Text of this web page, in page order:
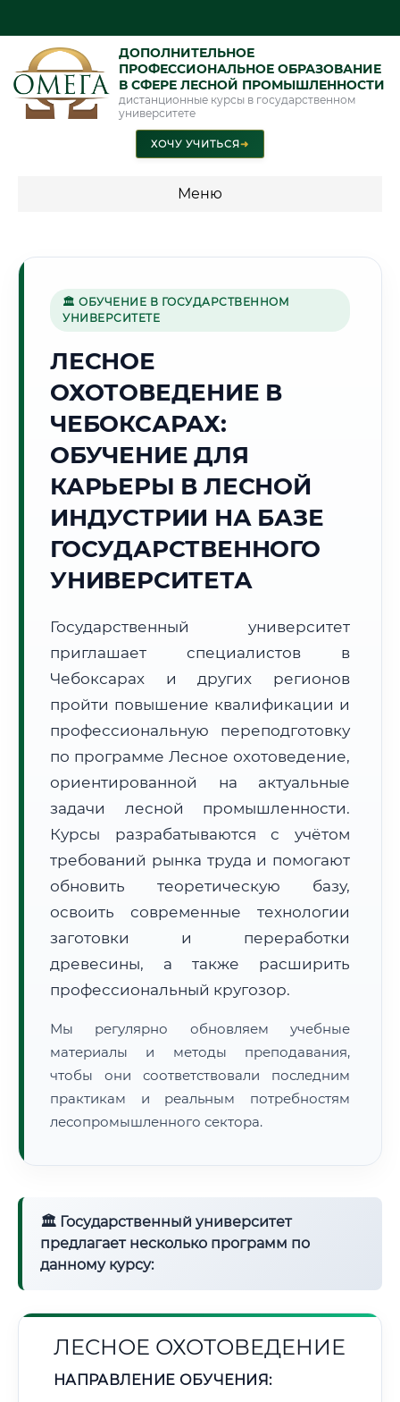
ДОПОЛНИТЕЛЬНОЕ
ПРОФЕССИОНАЛЬНОЕ ОБРАЗОВАНИЕ
В СФЕРЕ ЛЕСНОЙ ПРОМЫШЛЕННОСТИ
дистанционные курсы в государственном
университете
ХОЧУ УЧИТЬСЯ➜
Меню
промышленность"
Г. ЧЕБОКСАРЫ
Точное местное время:
18:53:02
Пятница, 7 Августа
Погода в г. Чебоксары:
🌅 Восход:04:06 🌇 Закат:
19:47
Световой день:15 ч. 41 мин.
📍 Региональная справка г. Чебоксары
Субъект:
Чувашская Республика
Тел. код:
+7 (8352)
Почтовые индексы:
428000–428999
Часовой пояс:
МСК (UTC+3)
Формат учебы:
Дистанционно
Расчет логистики оригиналов:
• Экспресс-доставка СДЭК / Почтой:3–5 рабочих дней
Нажмите на документ для увеличения и просмотра
🏛 ОБУЧЕНИЕ В ГОСУДАРСТВЕННОМ
УНИВЕРСИТЕТЕ
ЛЕСНОЕ
ОХОТОВЕДЕНИЕ В
ЧЕБОКСАРАХ:
ОБУЧЕНИЕ ДЛЯ
КАРЬЕРЫ В ЛЕСНОЙ
ИНДУСТРИИ НА БАЗЕ
ГОСУДАРСТВЕННОГО
УНИВЕРСИТЕТА
Государственный университет
приглашает специалистов в
Чебоксарах и других регионов
пройти повышение квалификации и
профессиональную переподготовку
по программе Лесное охотоведение,
ориентированной на актуальные
задачи лесной промышленности.
Курсы разрабатываются с учётом
требований рынка труда и помогают
обновить теоретическую базу,
освоить современные технологии
заготовки и переработки
древесины, а также расширить
профессиональный кругозор.
Мы регулярно обновляем учебные
материалы и методы преподавания,
чтобы они соответствовали последним
практикам и реальным потребностям
лесопромышленного сектора.
🏛 Государственный университет
предлагает несколько программ по
данному курсу:
ЛЕСНОЕ ОХОТОВЕДЕНИЕ
НАПРАВЛЕНИЕ ОБУЧЕНИЯ: